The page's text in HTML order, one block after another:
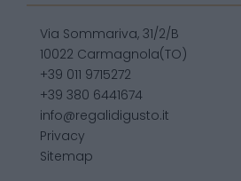
Via Sommariva, 31/2/B
10022 Carmagnola(TO)
+39 011 9715272
+39 380 6441674
info@regalidigusto.it
Privacy
Sitemap